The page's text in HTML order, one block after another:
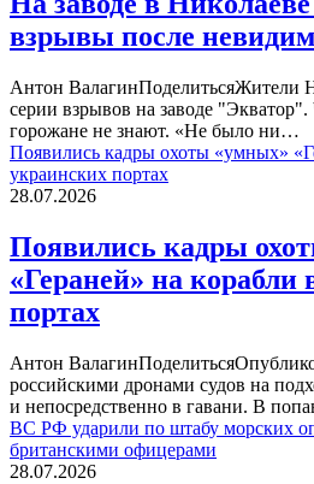
взрывы после
Антон ВалагинПоделитьсяЖители
серии взрывов на заводе
горожане не знают. «Не было ни…
Появились кадры охоты «умных»
украинских портах
28.07.2026
Появились кадры
«Гераней» на корабли
портах
Антон
российскими дронами судов на
и непосредственно в гавани. В
ВС РФ ударили по штабу морских
британскими офицерами
28.07.2026